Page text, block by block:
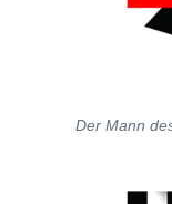
Der Mann